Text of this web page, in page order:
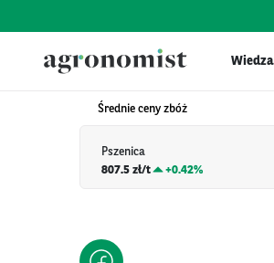
Wiedza
Średnie ceny zbóż
Pszenica
807.5 zł/t
+0.42%